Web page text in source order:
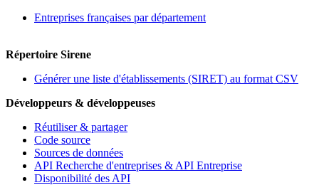
Entreprises françaises par département
Répertoire Sirene
Générer une liste d'établissements (SIRET) au format CSV
Développeurs & développeuses
Réutiliser & partager
Code source
Sources de données
API Recherche d'entreprises & API Entreprise
Disponibilité des API